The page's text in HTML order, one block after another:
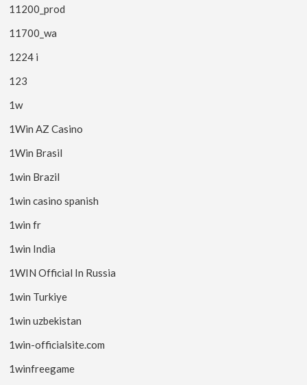
11200_prod
11700_wa
1224 i
123
1w
1Win AZ Casino
1Win Brasil
1win Brazil
1win casino spanish
1win fr
1win India
1WIN Official In Russia
1win Turkiye
1win uzbekistan
1win-officialsite.com
1winfreegame